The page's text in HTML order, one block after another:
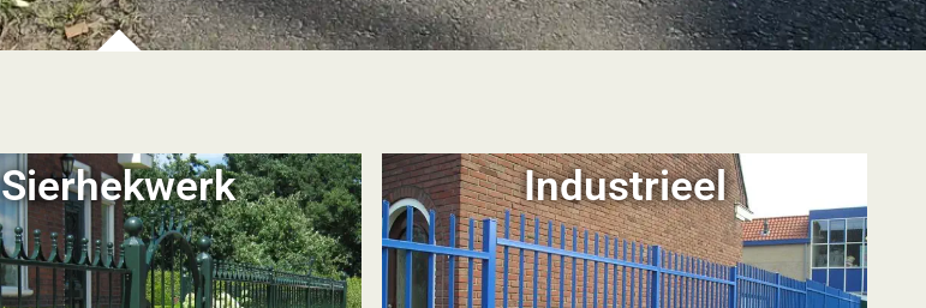
Sierhekwerk Industrieel